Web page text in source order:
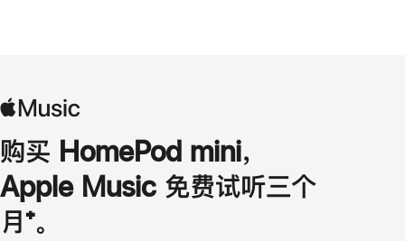
购买 HomePod mini，
Apple Music 免费试听三个
月 脚
⁺。